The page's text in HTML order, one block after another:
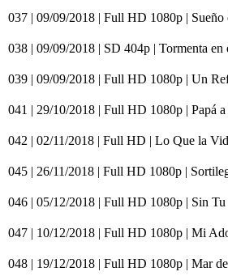
037 | 09/09/2018 | Full HD 1080p | Sueño
038 | 09/09/2018 | SD 404p | Tormenta en
039 | 09/09/2018 | Full HD 1080p | Un
041 | 29/10/2018 | Full HD 1080p | Papá
042 | 02/11/2018 | Full HD | Lo Que la
045 | 26/11/2018 | Full HD 1080p |
046 | 05/12/2018 | Full HD 1080p | Sin
047 | 10/12/2018 | Full HD 1080p | Mi
048 | 19/12/2018 | Full HD 1080p | Mar